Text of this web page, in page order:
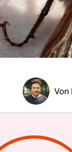
Von
Fahrzeug